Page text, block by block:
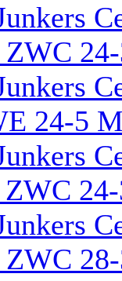
24-5